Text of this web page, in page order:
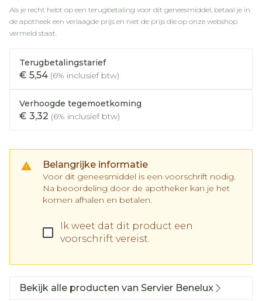
Als je recht hebt op een terugbetaling voor dit geneesmiddel, betaal je in
de apotheek een verlaagde prijs en niet de prijs die op onze webshop
vermeld staat.
Terugbetalingstarief
€ 5,54 (6% inclusief btw)
Verhoogde tegemoetkoming
€ 3,32 (6% inclusief btw)
Belangrijke informatie
Voor dit geneesmiddel is een voorschrift nodig.
Na beoordeling door de apotheker kan je het
komen afhalen en betalen.
Ik weet dat dit product een
voorschrift vereist.
Bekijk alle producten van Servier Benelux